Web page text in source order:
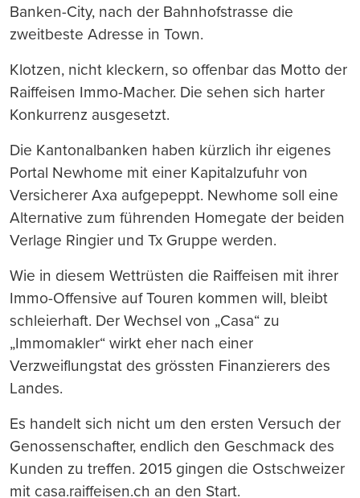
Banken-City, nach der Bahnhofstrasse die
zweitbeste Adresse in Town.
Klotzen, nicht kleckern, so offenbar das Motto der
Raiffeisen Immo-Macher. Die sehen sich harter
Konkurrenz ausgesetzt.
Die Kantonalbanken haben kürzlich ihr eigenes
Portal Newhome mit einer Kapitalzufuhr von
Versicherer Axa aufgepeppt. Newhome soll eine
Alternative zum führenden Homegate der beiden
Verlage Ringier und Tx Gruppe werden.
Wie in diesem Wettrüsten die Raiffeisen mit ihrer
Immo-Offensive auf Touren kommen will, bleibt
schleierhaft. Der Wechsel von „Casa“ zu
„Immomakler“ wirkt eher nach einer
Verzweiflungstat des grössten Finanzierers des
Landes.
Es handelt sich nicht um den ersten Versuch der
Genossenschafter, endlich den Geschmack des
Kunden zu treffen. 2015 gingen die Ostschweizer
mit casa.raiffeisen.ch an den Start.